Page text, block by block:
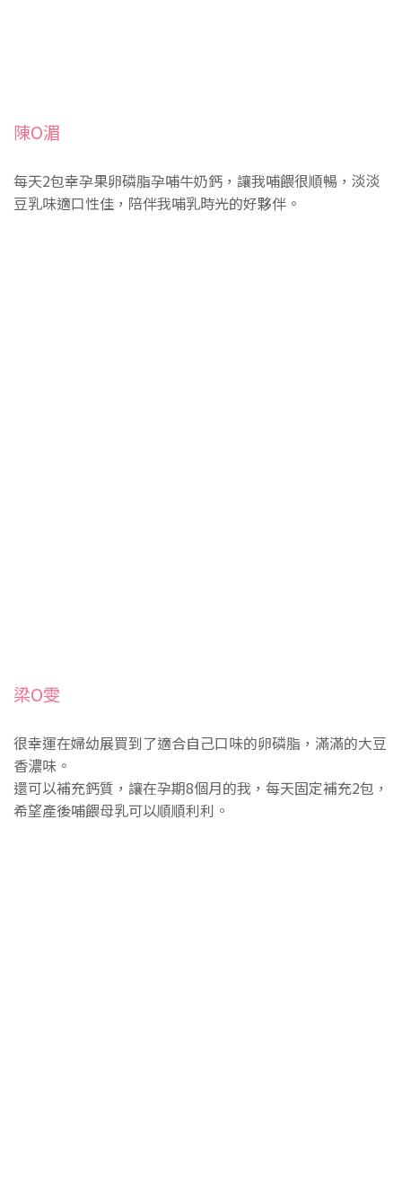
陳O湄
每天2包幸孕果卵磷脂孕哺牛奶鈣，讓我哺餵很順暢，淡淡
豆乳味適口性佳，陪伴我哺乳時光的好夥伴。
梁O雯
很幸運在婦幼展買到了適合自己口味的卵磷脂，滿滿的大豆
香濃味。
還可以補充鈣質，讓在孕期8個月的我，每天固定補充2包，
希望產後哺餵母乳可以順順利利。